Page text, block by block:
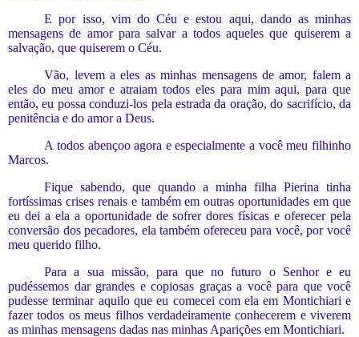
E por isso, vim do Céu e estou aqui, dando as minhas
mensagens de amor para salvar a todos aqueles que quiserem a
salvação, que quiserem o Céu.
Vão, levem a eles as minhas mensagens de amor, falem a
eles do meu amor e atraiam todos eles para mim aqui, para que
então, eu possa conduzi-los pela estrada da oração, do sacrifício, da
penitência e do amor a Deus.
A todos abençoo agora e especialmente a você meu filhinho
Marcos.
Fique sabendo,
que quando a minha filha Pierina tinha
fortíssimas crises renais e também em outras oportunidades em que
eu dei a ela a oportunidade de sofrer dores físicas e oferecer pela
conversão dos pecadores, ela também ofereceu para você, por você
meu querido filho.
Para a sua missão, para que no futuro o Senhor e eu
pudéssemos dar grandes e copiosas graças a você para que você
pudesse terminar aquilo que eu comecei com ela em Montichiari e
fazer todos os meus filhos verdadeiramenteconhecerem e viverem
as minhas mensagens dadas nas minhas Aparições em Montichiari.